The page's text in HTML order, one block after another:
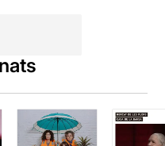
Carmela
Alexander
i Rosanna Freda.